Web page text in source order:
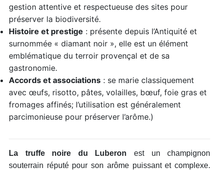
gestion attentive et respectueuse des sites pour
préserver la biodiversité.
Histoire et prestige : présente depuis l’Antiquité et
surnommée « diamant noir », elle est un élément
emblématique du terroir provençal et de sa
gastronomie.
Accords et associations: se marie classiquement
avec œufs, risotto, pâtes, volailles, bœuf, foie gras et
fromages affinés; l’utilisation est généralement
parcimonieuse pour préserver l’arôme.)
La truffe noire du Luberon est un champignon
souterrain réputé pour son arôme puissant et complexe.